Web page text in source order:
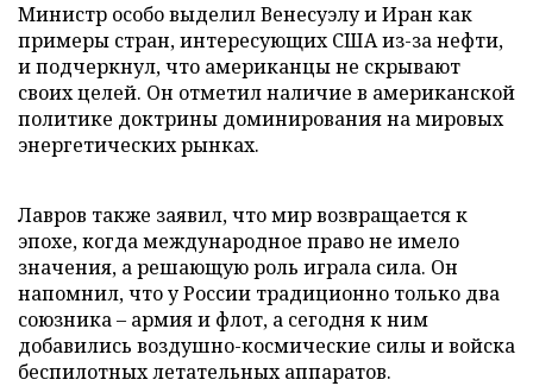
Министр особо выделил Венесуэлу и Иран как
примеры стран, интересующих США из-за нефти,
и подчеркнул, что американцы не скрывают
своих целей. Он отметил наличие в американской
политике доктрины доминирования на мировых
энергетических рынках.
Лавров также заявил, что мир возвращается к
эпохе, когда международное право не имело
значения, а решающую роль играла сила. Он
напомнил, что у России традиционно только два
союзника – армия и флот, а сегодня к ним
добавились воздушно-космические силы и войска
беспилотных летательных аппаратов.